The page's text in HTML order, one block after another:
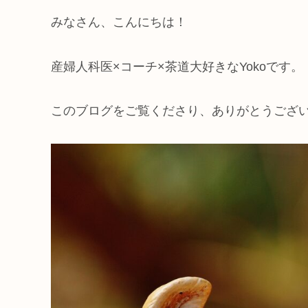
みなさん、こんにちは！
産婦人科医×コーチ×茶道大好きなYokoです。
このブログをご覧くださり、ありがとうござ